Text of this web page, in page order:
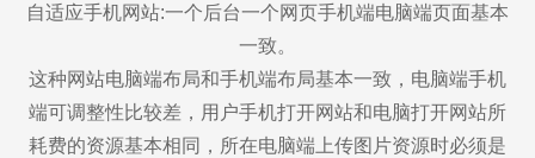
自适应手机网站:一个后台一个网页手机端电脑端页面基本
一致。
这种网站电脑端布局和手机端布局基本一致，电脑端手机
端可调整性比较差，用户手机打开网站和电脑打开网站所
耗费的资源基本相同，所在电脑端上传图片资源时必须是